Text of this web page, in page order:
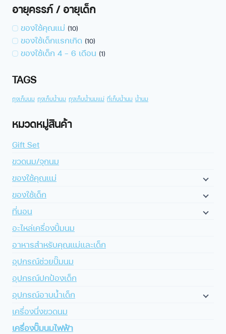
อายุครรภ์ / อายุเด็ก
ของใช้คุณแม่ (10)
ของใช้เด็กแรกเกิด (10)
ของใช้เด็ก 4 - 6 เดือน (1)
TAGS
ถุงเก็บนม ถุงเก็บน้ำนม ถุงเก็บน้ำนมแม่ ที่เก็บน้ำนม น้ำนม
หมวดหมู่สินค้า
Gift Set
ขวดนม/จุกนม
ของใช้คุณแม่
ของใช้เด็ก
ที่นอน
อะไหล่เครื่องปั้มนม
อาหารสำหรับคุณแม่และเด็ก
อุปกรณ์ช่วยปั๊มนม
อุปกรณ์ปกป้องเด็ก
อุปกรณ์อาบน้ำเด็ก
เครื่องนึ่งขวดนม
เครื่องปั๊มนมไฟฟ้า